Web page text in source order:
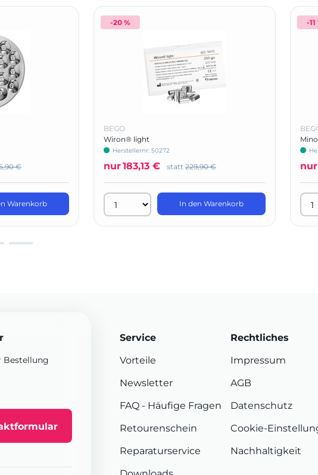
€
Warenkorb
-20 %
BEGO
Wiron® light
Herstellernr: 50272
nur183,13 € statt 229,90 €
In den Warenkorb
-11
nur
Bestellung
Service
Vorteile
Newsletter
FAQ - Häufige Fragen
Retourenschein
Reparaturservice
Rechtliches
Impressum
AGB
Datenschutz
Cookie-
Nachhaltigkeit